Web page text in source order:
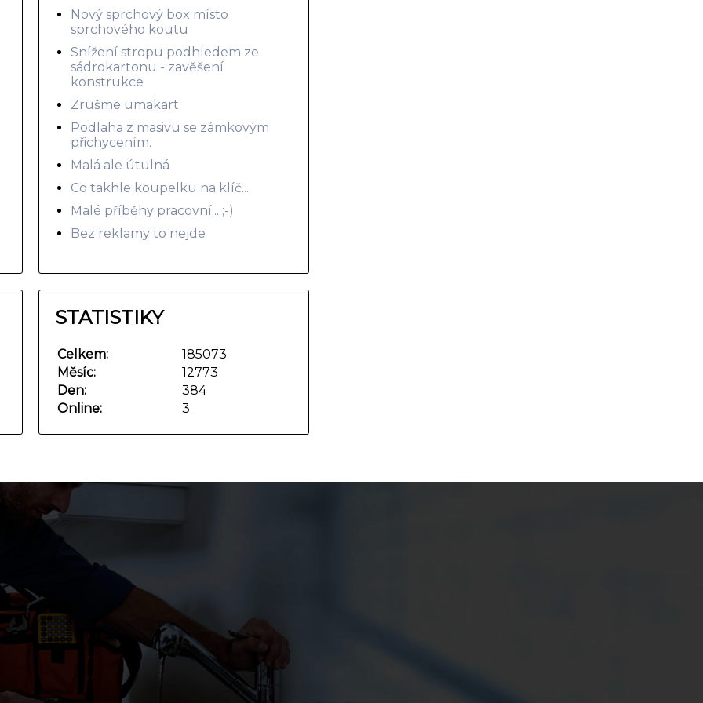
Nový sprchový box místo
sprchového koutu
Snížení stropu podhledem ze
sádrokartonu - zavěšení
konstrukce
Zrušme umakart
Podlaha z masivu se zámkovým
přichycením.
Malá ale útulná
Co takhle koupelku na klíč...
Malé příběhy pracovní... ;-)
Bez reklamy to nejde
STATISTIKY
Online: 3
Celkem:
185073
Měsíc:
12773
Den:
384